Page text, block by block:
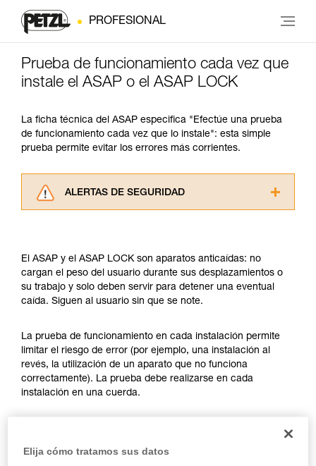
PROFESIONAL
Prueba de funcionamiento cada vez que
instale el ASAP o el ASAP LOCK
La ficha técnica del ASAP especifica "Efectúe una prueba
de funcionamiento cada vez que lo instale": esta simple
prueba permite evitar los errores más corrientes.
ALERTAS DE SEGURIDAD
información de la ficha técnica para poder
comprender este complemento informativo.
Dominar estas técnicas requiere una formación
y un entrenamiento específico. Confirme a
ejecutar estas técnicas, solo y con total
seguridad, antes de ejecutarlas de forma
autónoma.
Damos ejemplos de técnicas relacionadas con
su actividad. Pueden existir otras que no
El ASAP y el ASAP LOCK son aparatos anticaídas: no
cargan el peso del usuario durante sus desplazamientos o
su trabajo y solo deben servir para detener una eventual
caída. Siguen al usuario sin que se note.
La prueba de funcionamiento en cada instalación permite
limitar el riesgo de error (por ejemplo, una instalación al
revés, la utilización de un aparato que no funciona
correctamente). La prueba debe realizarse en cada
instalación en una cuerda.
Elija cómo tratamos sus datos